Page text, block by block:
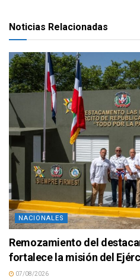
Noticias Relacionadas
NACIONALES
Remozamiento del
fortalece la misión del
07/08/2026